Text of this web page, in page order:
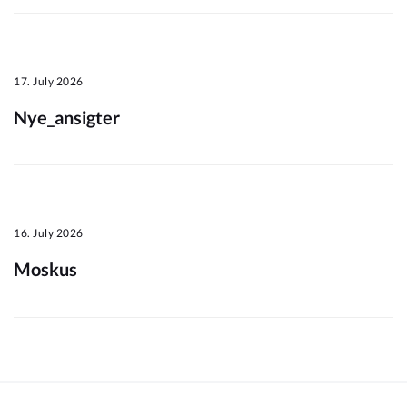
17. July 2026
Nye_ansigter
16. July 2026
Moskus